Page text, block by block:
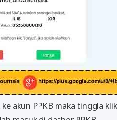
akun PPKB maka tinggla